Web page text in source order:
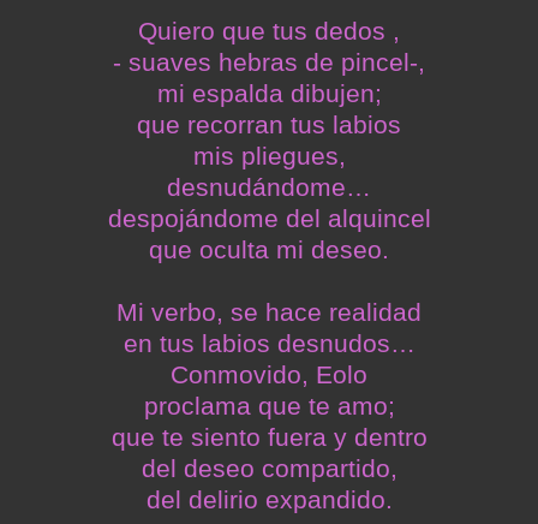
Quiero que tus dedos ,
- suaves hebras de pincel-,
mi espalda dibujen;
que recorran tus labios
mis pliegues,
desnudándome…
despojándome del alquincel
que oculta mi deseo.
Mi verbo, se hace realidad
en tus labios desnudos…
Conmovido, Eolo
proclama que te amo;
que te siento fuera y dentro
del deseo compartido,
del delirio expandido.